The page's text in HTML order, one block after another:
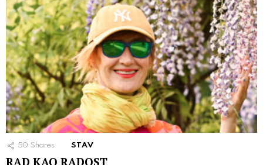
50 Shares STAV
RAD KAO RADOST